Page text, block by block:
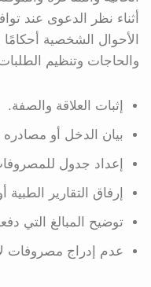
أثناء نظر الدعوى عند
الأحوال الشخصية
والحاجات وتنظيم
إثبات العلاقة والصفة.
بيان الدخل أو مصادره
إعداد جدول
إرفاق التقارير
توضيح المبالغ التي
عدم إدراج مصروفات